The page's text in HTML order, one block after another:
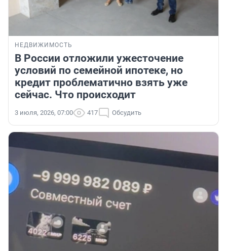
НЕДВИЖИМОСТЬ
В России отложили ужесточение
условий по семейной ипотеке, но
кредит проблематично взять уже
сейчас. Что происходит
3 июля, 2026, 07:00 417 Обсудить